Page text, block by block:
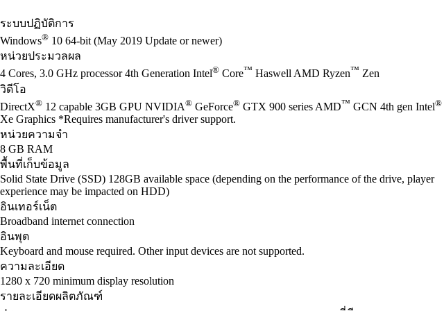
ระบบปฏิบัติการ
Windows® 10 64-bit (May 2019 Update or newer)
หน่วยประมวลผล
4 Cores, 3.0 GHz processor 4th Generation Intel® Core™ Haswell AMD Ryzen™ Zen
วิดีโอ
DirectX® 12 capable 3GB GPU NVIDIA® GeForce® GTX 900 series AMD™ GCN 4th gen Intel®
Xe Graphics *Requires manufacturer's driver support.
หน่วยความจำ
8 GB RAM
พื้นที่เก็บข้อมูล
Solid State Drive (SSD) 128GB available space (depending on the performance of the drive, player
experience may be impacted on HDD)
อินเทอร์เน็ต
Broadband internet connection
อินพุต
Keyboard and mouse required. Other input devices are not supported.
ความละเอียด
1280 x 720 minimum display resolution
รายละเอียดผลิตภัณฑ์